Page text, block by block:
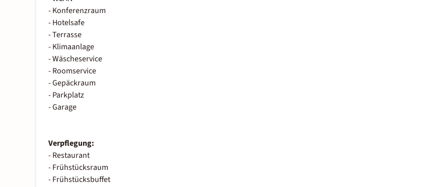
- Konferenzraum
- Hotelsafe
- Terrasse
- Klimaanlage
- Wäscheservice
- Roomservice
- Gepäckraum
- Parkplatz
- Garage
Verpflegung:
- Restaurant
- Frühstücksraum
- Frühstücksbuffet